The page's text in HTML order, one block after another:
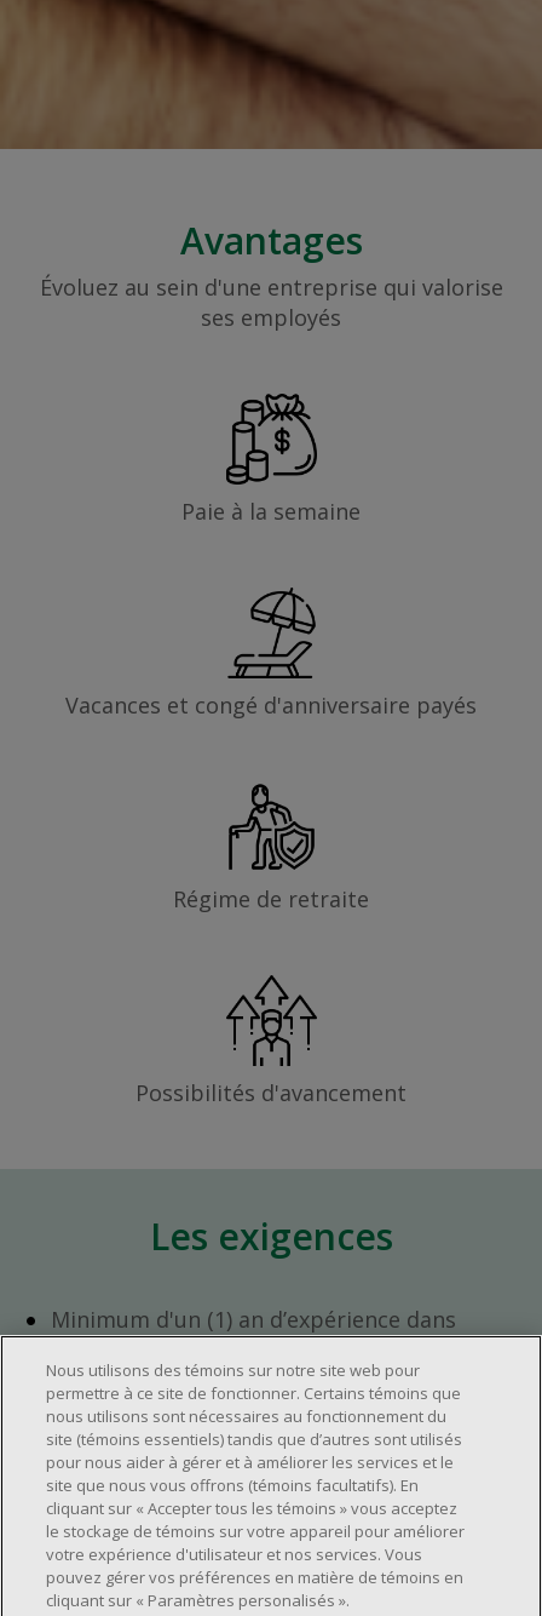
Avantages
Évoluez au sein d'une entreprise qui valorise
ses employés
Paie à la semaine
Vacances et congé d'anniversaire payés
Régime de retraite
Possibilités d'avancement
Les exigences
Minimum d'un (1) an d’expérience dans
Minimum d'un (1) an d'expérience en
gestion d'équipe.
Avoir l’ambition de progresser au sein de
l’entreprise.
Avoir une grande disponibilité (quarts de
travail le jour, le soir, la fin de semaine).
Horaire de travail à déterminer selon les
besoins opérationnels du magasin.
Nous utilisons des témoins sur notre site web pour
permettre à ce site de fonctionner. Certains témoins que
nous utilisons sont nécessaires au fonctionnement du
site (témoins essentiels) tandis que d’autres sont utilisés
pour nous aider à gérer et à améliorer les services et le
site que nous vous offrons (témoins facultatifs). En
cliquant sur « Accepter tous les témoins » vous acceptez
le stockage de témoins sur votre appareil pour améliorer
votre expérience d'utilisateur et nos services. Vous
pouvez gérer vos préférences en matière de témoins en
cliquant sur « Paramètres personalisés ».